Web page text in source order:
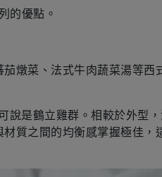
的優點。
燉菜、 法式牛肉蔬菜湯等西
說是鶴立雞群。相較於外型
質之間的均衡感掌握極佳，